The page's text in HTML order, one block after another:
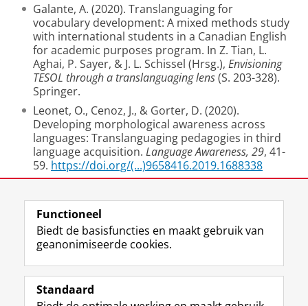
Galante, A. (2020). Translanguaging for
vocabulary development: A mixed methods study
with international students in a Canadian English
for academic purposes program. In Z. Tian, L.
Aghai, P. Sayer, & J. L. Schissel (Hrsg.), Envisioning
TESOL through a translanguaging lens(S. 203-328).
Springer.
Leonet, O., Cenoz, J., & Gorter, D. (2020).
Developing morphological awareness across
languages: Translanguaging pedagogies in third
language acquisition. Language Awareness, 29, 41-
59. https://doi.org/(...)9658416.2019.1688338
Laatst gewijzigd: 15 juli 2024 11:00
Volg de RUG
F
a
L
i
R
S
I
n
Y
o
Functioneel
Biedt de basisfuncties en maakt gebruik van
geanonimiseerde cookies.
Standaard